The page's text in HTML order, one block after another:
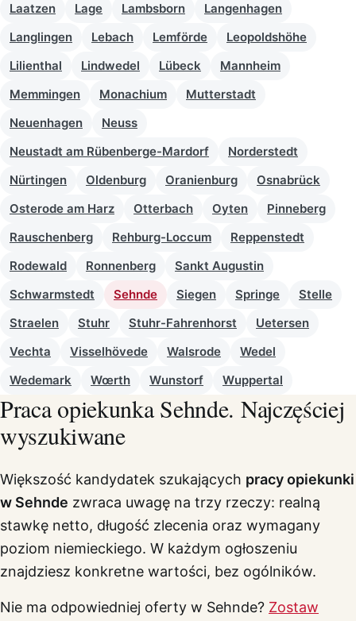
Laatzen Lage Lambsborn
Langenhagen
Langlingen
Lebach Lemförde
Leopoldshöhe
Lilienthal
Lindwedel Lübeck
Mannheim
Memmingen
Monachium
Mutterstadt
Neuenhagen
Neuss
Neustadt am Rübenberge-Mardorf
Norderstedt
Nürtingen
Oldenburg Oranienburg
Osnabrück
Osterode am Harz
Otterbach Oyten
Pinneberg
Rauschenberg
Rehburg-Loccum
Reppenstedt
Rodewald
Ronnenberg
Sankt Augustin
Schwarmstedt
Sehnde Siegen Springe
Stelle
Straelen
Stuhr Stuhr-Fahrenhorst
Uetersen
Vechta
Visselhövede Walsrode
Wedel
Wedemark
Wœrth Wunstorf Wuppertal
Praca opiekunka Sehnde. Najczęściej
wyszukiwane
Większość kandydatek szukających pracy opiekunki
w Sehnde zwraca uwagę na trzy rzeczy: realną
stawkę netto, długość zlecenia oraz wymagany
poziom niemieckiego. W każdym ogłoszeniu
znajdziesz konkretne wartości, bez ogólników.
Nie ma odpowiedniej oferty w Sehnde? Zostaw